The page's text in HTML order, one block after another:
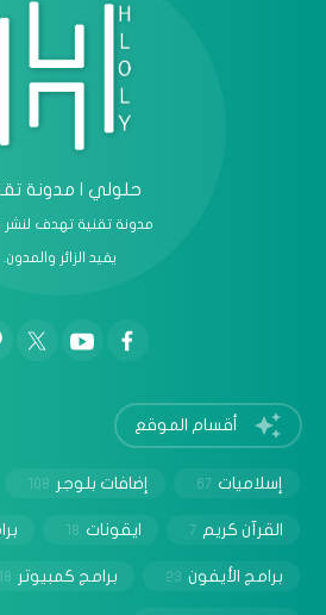
حلولي | مدونة
مدونة تقنية تهدف لنشر
يفيد الزائر والمدون.
أقسام الموقع
إسلاميات 67 إضافات بلوجر 108
القرآن كريم 7 ايقونات 18
برامج الأيفون 23 برامج كمبيوتر 18